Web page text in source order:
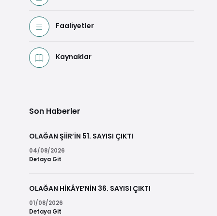
Faaliyetler
Kaynaklar
Son Haberler
OLAĞAN ŞİİR’İN 51. SAYISI ÇIKTI
04/08/2026
Detaya Git
OLAĞAN HİKÂYE’NİN 36. SAYISI ÇIKTI
01/08/2026
Detaya Git